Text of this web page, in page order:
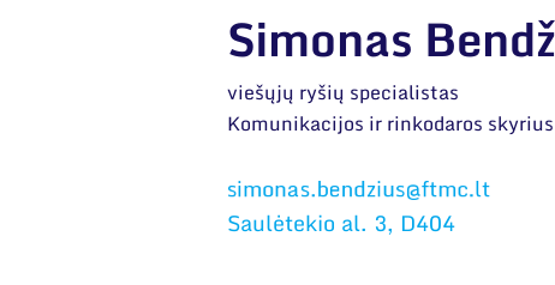
Simonas
viešųjų ryšių specialistas
Komunikacijos ir rinkodaros skyrius
Saulėtekio al. 3, D404